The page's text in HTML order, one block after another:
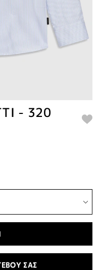
- 320
ΣΑΣ